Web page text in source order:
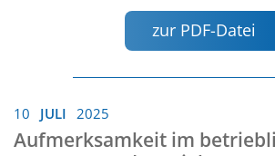
zur PDF-Datei
10 JULI 2025
Aufmerksamkeit im